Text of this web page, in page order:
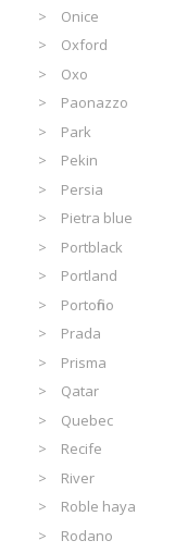
Onice
Oxford
Oxo
Paonazzo
Park
Pekin
Persia
Pietra blue
Portblack
Portland
Portofino
Prada
Prisma
Qatar
Quebec
Recife
River
Roble haya
Rodano